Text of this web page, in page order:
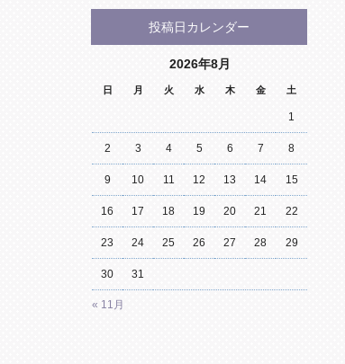
投稿日カレンダー
2026年8月
日 月 火 水 木 金 土
« 11月
1
2 3 4 5 6 7 8
9 10 11 12 13 14 15
16 17 18 19 20 21 22
23 24 25 26 27 28 29
30 31